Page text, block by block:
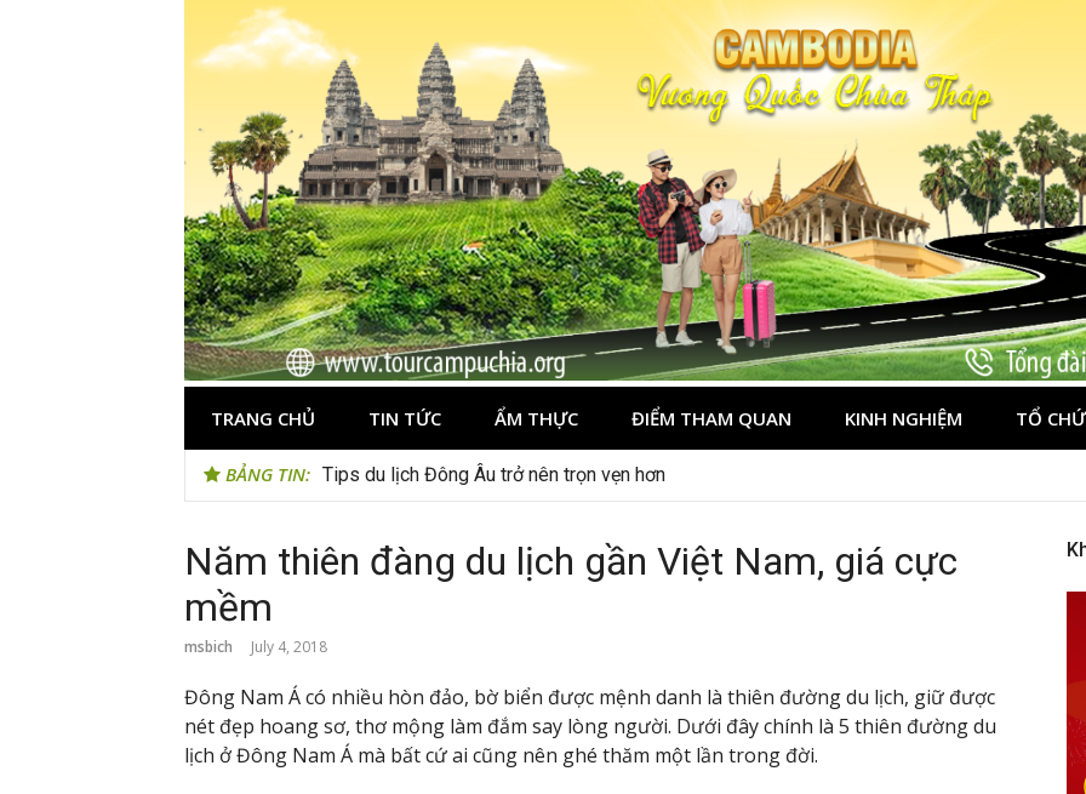
TRANG CHỦ TIN TỨC ẨM THỰC ĐIỂM THAM QUAN KINH NGHIỆM TỔ
BẢNG TIN: Tips du lịch Đông Âu trở nên trọn vẹn hơn
Năm thiên đàng du lịch gần Việt Nam, giá cực
mềm
msbich July 4, 2018
Đông Nam Á có nhiều hòn đảo, bờ biển được mệnh danh là thiên đường du lịch, giữ được
nét đẹp hoang sơ, thơ mộng làm đắm say lòng người. Dưới đây chính là 5 thiên đường du
lịch ở Đông Nam Á mà bất cứ ai cũng nên ghé thăm một lần trong đời.